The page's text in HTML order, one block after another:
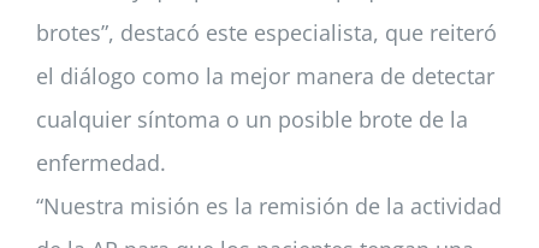
brotes”, destacó este especialista, que reiteró
el diálogo como la mejor manera de detectar
cualquier síntoma o un posible brote de la
enfermedad.
“Nuestra misión es la remisión de la actividad